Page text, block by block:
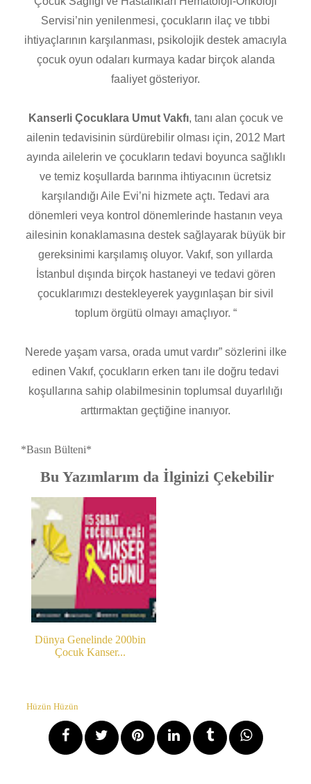
Servisi’nin yenilenmesi, çocukların ilaç ve tıbbi
ihtiyaçlarının karşılanması, psikolojik destek amacıyla
çocuk oyun odaları kurmaya kadar birçok alanda
faaliyet gösteriyor.
Kanserli Çocuklara Umut Vakfı, tanı alan çocuk ve
ailenin tedavisinin sürdürebilir olması için, 2012 Mart
ayında ailelerin ve çocukların tedavi boyunca sağlıklı
ve temiz koşullarda barınma ihtiyacının ücretsiz
karşılandığı Aile Evi’ni hizmete açtı. Tedavi ara
dönemleri veya kontrol dönemlerinde hastanın veya
ailesinin konaklamasına destek sağlayarak büyük bir
gereksinimi karşılamış oluyor. Vakıf, son yıllarda
İstanbul dışında birçok hastaneyi ve tedavi gören
çocuklarımızı destekleyerek yaygınlaşan bir sivil
toplum örgütü olmayı amaçlıyor. “
Nerede yaşam varsa, orada umut vardır” sözlerini ilke
edinen Vakıf, çocukların erken tanı ile doğru tedavi
koşullarına sahip olabilmesinin toplumsal duyarlılığı
arttırmaktan geçtiğine inanıyor.
*Basın Bülteni*
Bu Yazımlarım da İlginizi Çekebilir
Dünya Genelinde 200bin
Çocuk Kanser...
Hüzün Hüzün